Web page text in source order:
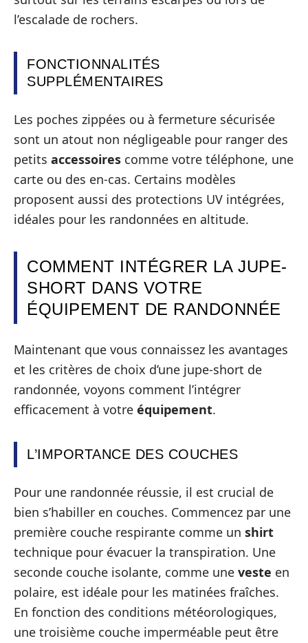
l’escalade de rochers.
FONCTIONNALITÉS
SUPPLÉMENTAIRES
Les poches zippées ou à fermeture sécurisée
sont un atout non négligeable pour ranger des
petits accessoires comme votre téléphone, une
carte ou des en-cas. Certains modèles
proposent aussi des protections UV intégrées,
idéales pour les randonnées en altitude.
COMMENT INTÉGRER LA JUPE-
SHORT DANS VOTRE
ÉQUIPEMENT DE RANDONNÉE
Maintenant que vous connaissez les avantages
et les critères de choix d’une jupe-short de
randonnée, voyons comment l’intégrer
efficacement à votre équipement.
L’IMPORTANCE DES COUCHES
Pour une randonnée réussie, il est crucial de
bien s’habiller en couches. Commencez par une
première couche respirante comme un shirt
technique pour évacuer la transpiration. Une
seconde couche isolante, comme une veste en
polaire, est idéale pour les matinées fraîches.
En fonction des conditions météorologiques,
une troisième couche imperméable peut être